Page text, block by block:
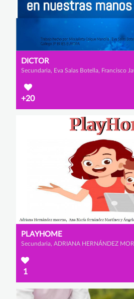
DICTOR
+20
PLAYHOME
1